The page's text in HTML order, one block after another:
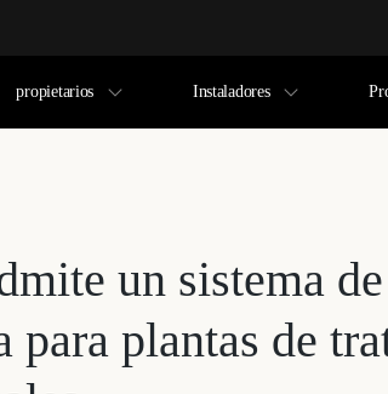
propietarios Instaladores
un sistema
para plantas de